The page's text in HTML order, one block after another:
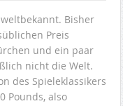
Bisher
Preis
und ein paar
nicht die Welt.
des Spieleklassikers
Pounds, also